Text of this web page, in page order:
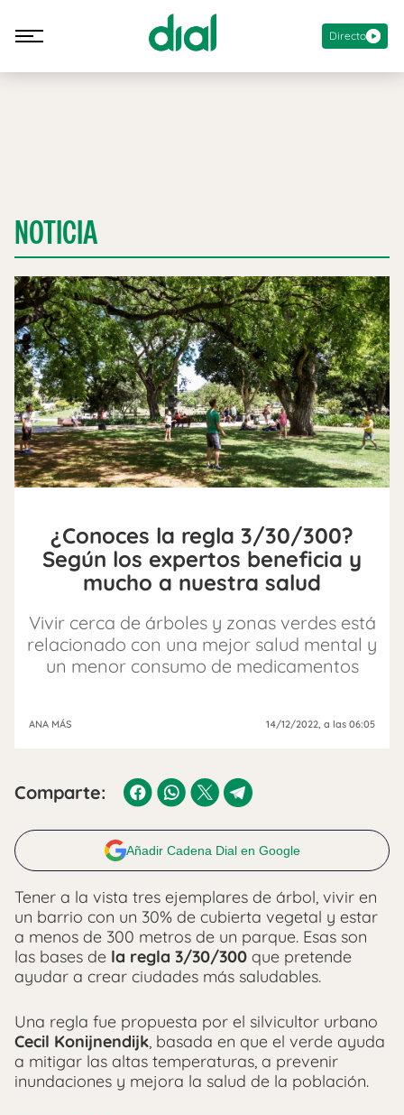
Directo
NOTICIA
¿Conoces la regla 3/30/300?
Según los expertos beneficia y
mucho a nuestra salud
Vivir cerca de árboles y zonas verdes está
relacionado con una mejor salud mental y
un menor consumo de medicamentos
ANA MÁS 14/12/2022, a las 06:05
Comparte:
Añadir Cadena Dial en Google
Tener a la vista tres ejemplares de árbol, vivir en
un barrio con un 30% de cubierta vegetal y estar
a menos de 300 metros de un parque. Esas son
las bases de la regla 3/30/300 que pretende
ayudar a crear ciudades más saludables.
Una regla fue propuesta por el silvicultor urbano
Cecil Konijnendijk, basada en que el verde ayuda
a mitigar las altas temperaturas, a prevenir
inundaciones y mejora la salud de la población.